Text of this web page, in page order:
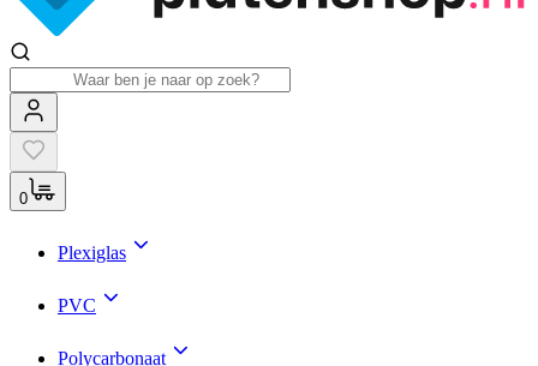
0
Plexiglas
PVC
Polycarbonaat